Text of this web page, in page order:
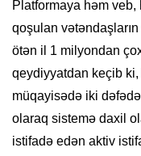
Platformaya həm
qoşulan
ötən il 1 milyondan
qeydiyyatdan keçib
müqayisədə iki
olaraq sistemə daxil
istifadə edən aktiv